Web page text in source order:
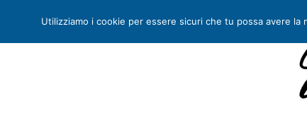
HOME EZIO TOTORIZZO
Utilizziamo i cookie per essere sicuri che tu possa avere